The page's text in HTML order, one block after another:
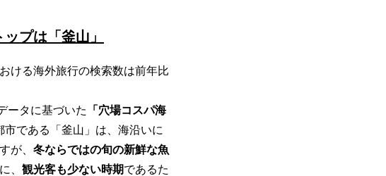
込
み
で
プは「釜山」
ける海外旅行の検索数は前年比
ータに基づいた
「穴場コスパ海
市である「釜山」は、海沿いに
が、 冬ならではの旬の新鮮な魚
、 観光客も少ない時期であるた